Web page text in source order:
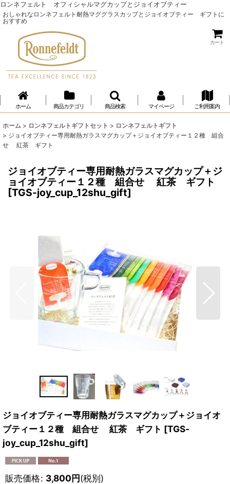
ロンネフェルト オフィシャルマグカップとジョイオブティー
おしゃれなロンネフェルト耐熱マググラスカップとジョイオブティー ギフトに
おすすめ
カート
ホーム 商品カテゴリ 商品検索 マイページ ご利用案内
ホーム > ロンネフェルトギフトセット > ロンネフェルトギフト
> ジョイオブティー専用耐熱ガラスマグカップ＋ジョイオブティー１２種 組合
せ 紅茶 ギフト
ジョイオブティー専用耐熱ガラスマグカップ＋ジ
ョイオブティー１２種 組合せ 紅茶 ギフト
[TGS-joy_cup_12shu_gift]
ジョイオブティー専用耐熱ガラスマグカップ＋ジョイオ
ブティー１２種 組合せ 紅茶 ギフト [TGS-
joy_cup_12shu_gift]
販売価格: 3,800円(税別)